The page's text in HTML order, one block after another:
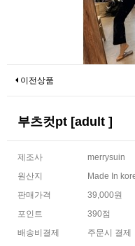
이전상품
부츠컷pt [adult ]
제조사
merrysuin
원산지
Made In
판매가격
39,000원
포인트
390점
배송비결제
주문시 결제